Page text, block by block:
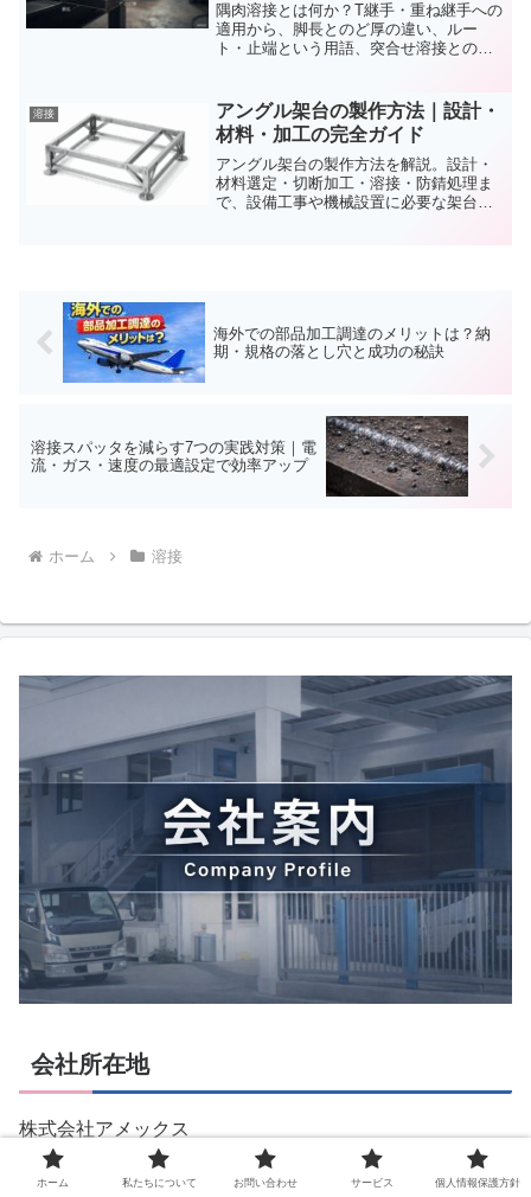
隅肉溶接とは何か？T継手・重ね継手への
適用から、脚長とのど厚の違い、ルー
ト・止端という用語、突合せ溶接との使
理しました。
溶接
アングル架台の製作方法｜設計・
材料・加工の完全ガイド
アングル架台の製作方法を解説。設計・
材料選定・切断加工・溶接・防錆処理ま
で、設備工事や機械設置に必要な架台製
海外での部品加工調達のメリットは？納
期・規格の落とし穴と成功の秘訣
溶接スパッタを減らす7つの実践対策｜電
流・ガス・速度の最適設定で効率アップ
ホーム 溶接
会社所在地
株式会社アメックス
〒582-0027
ホーム 私たちについて お問い合わせ サービス 個人情報保護方針